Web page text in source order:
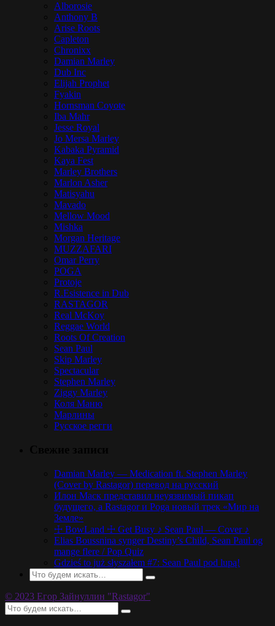
Alborosie
Anthony B
Arise Roots
Capleton
Chronixx
Damian Marley
Dub Inc
Elijah Prophet
Fyakin
Hornsman Coyote
Iba Mahr
Jesse Royal
Jo Mersa Marley
Kabaka Pyramid
Kaya Fest
Marley Brothers
Marlon Asher
Matisyahu
Mavado
Mellow Mood
Mishka
Morgan Heritage
MUZZAFARI
Omar Perry
POGA
Protoje
R.Esistence in Dub
RASTAGOR
Real McKoy
Reggae World
Roots Of Creation
Sean Paul
Skip Marley
Spectacular
Stephen Marley
Ziggy Marley
Коля Маню
Марлины
Русское регги
Damian Marley — Medication ft. Stephen Marley
(Cover by Rastagor) перевод на русский
Илон Маск представил неуязвимый пикап
будущего, а Rastagor и Poga новый трек «Мир на
Земле»
☩ BowLand ☩ Get Busy ♪ Sean Paul — Cover ♪
Elias Boussnina synger Destiny’s Child, Sean Paul og
mange flere / Pop Quiz
Gdzieś to już słyszałem #7: Sean Paul pod lupą!
© 2023 Егор Зайнуллин "Rastagor"